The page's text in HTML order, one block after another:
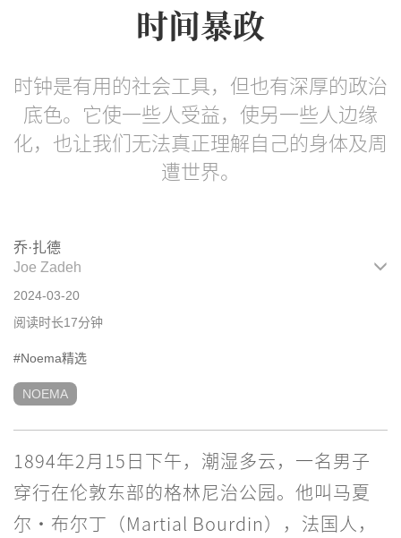
时间暴政
时钟是有用的社会工具，但也有深厚的政治
底色。它使一些人受益，使另一些人边缘
化，也让我们无法真正理解自己的身体及周
遭世界。
乔·扎德
Joe Zadeh
2024-03-20
阅读时长17分钟
#Noema精选
NOEMA
1894年2月15日下午，潮湿多云，一名男子
穿行在伦敦东部的格林尼治公园。他叫马夏
尔·布尔丁（Martial Bourdin），法国人，